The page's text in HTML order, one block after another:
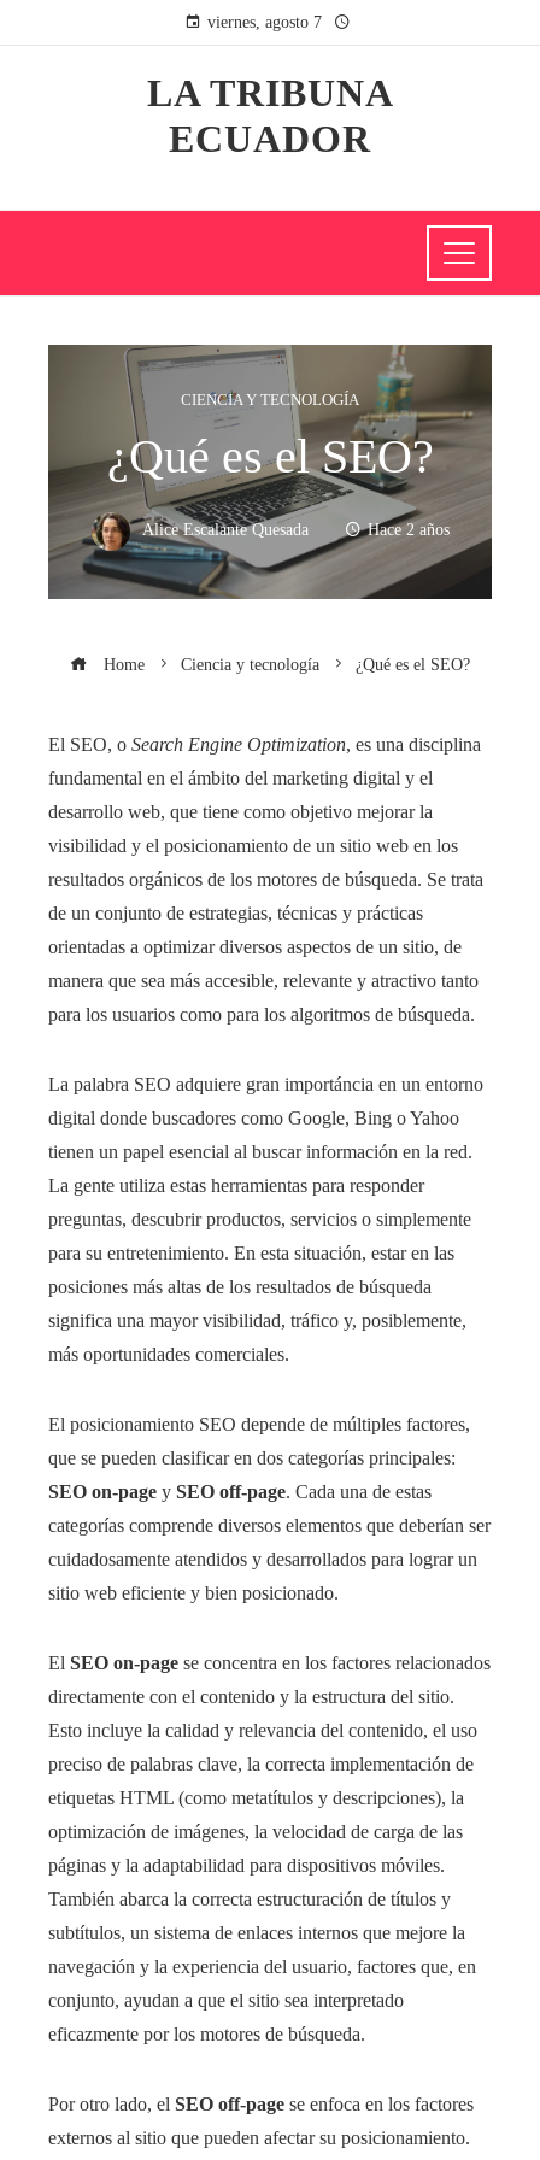
viernes, agosto 7
LA TRIBUNA
ECUADOR
CIENCIA Y TECNOLOGÍA
¿Qué es el SEO?
Alice Escalante Quesada Hace 2 años
Home Ciencia y tecnología ¿Qué es el SEO?
El SEO, o Search Engine Optimization, es una disciplina
fundamental en el ámbito del marketing digital y el
desarrollo web, que tiene como objetivo mejorar la
visibilidad y el posicionamiento de un sitio web en los
resultados orgánicos de los motores de búsqueda. Se trata
de un conjunto de estrategias, técnicas y prácticas
orientadas a optimizar diversos aspectos de un sitio, de
manera que sea más accesible, relevante y atractivo tanto
para los usuarios como para los algoritmos de búsqueda.
La palabra SEO adquiere gran importáncia en un entorno
digital donde buscadores como Google, Bing o Yahoo
tienen un papel esencial al buscar información en la red.
La gente utiliza estas herramientas para responder
preguntas, descubrir productos, servicios o simplemente
para su entretenimiento. En esta situación, estar en las
posiciones más altas de los resultados de búsqueda
significa una mayor visibilidad, tráfico y, posiblemente,
más oportunidades comerciales.
El posicionamiento SEO depende de múltiples factores,
que se pueden clasificar en dos categorías principales:
SEO on-page y SEO off-page. Cada una de estas
categorías comprende diversos elementos que deberían ser
cuidadosamente atendidos y desarrollados para lograr un
sitio web eficiente y bien posicionado.
El SEO on-page se concentra en los factores relacionados
directamente con el contenido y la estructura del sitio.
Esto incluye la calidad y relevancia del contenido, el uso
preciso de palabras clave, la correcta implementación de
etiquetas HTML (como metatítulos y descripciones), la
optimización de imágenes, la velocidad de carga de las
páginas y la adaptabilidad para dispositivos móviles.
También abarca la correcta estructuración de títulos y
subtítulos, un sistema de enlaces internos que mejore la
navegación y la experiencia del usuario, factores que, en
conjunto, ayudan a que el sitio sea interpretado
eficazmente por los motores de búsqueda.
Por otro lado, el SEO off-page se enfoca en los factores
externos al sitio que pueden afectar su posicionamiento.